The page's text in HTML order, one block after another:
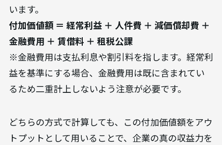
います。
付加価値額 ＝ 経常利益 ＋ 人件費 ＋ 減価償却費 ＋
金融費用 ＋ 賃借料 ＋ 租税公課
※金融費用は支払利息や割引料を指します。経常利
益を基準にする場合、金融費用は既に含まれてい
るため二重計上しないよう注意が必要です。
どちらの方式で計算しても、この付加価値額をアウ
トプットとして用いることで、企業の真の収益力を